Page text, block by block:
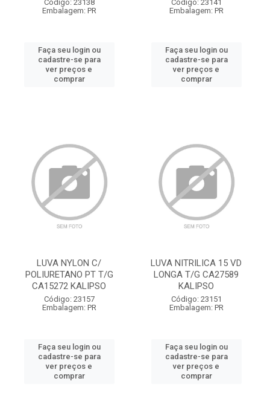
Código: 23138
Embalagem: PR
Faça seu login ou
cadastre-se para
ver preços e
comprar
Código: 23141
Embalagem: PR
Faça seu login ou
cadastre-se para
ver preços e
comprar
LUVA NYLON C/
POLIURETANO PT T/G
CA15272 KALIPSO
Código: 23157
Embalagem: PR
Faça seu login ou
cadastre-se para
ver preços e
comprar
LUVA NITRILICA 15 VD
LONGA T/G CA27589
KALIPSO
Código: 23151
Embalagem: PR
Faça seu login ou
cadastre-se para
ver preços e
comprar